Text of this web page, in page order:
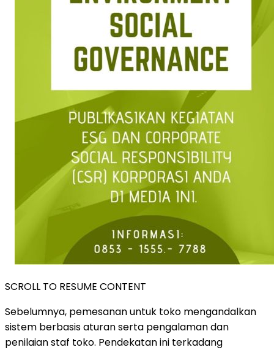
SCROLL TO RESUME CONTENT
Sebelumnya, pemesanan untuk toko mengandalkan
sistem berbasis aturan serta pengalaman dan
penilaian staf toko. Pendekatan ini terkadang